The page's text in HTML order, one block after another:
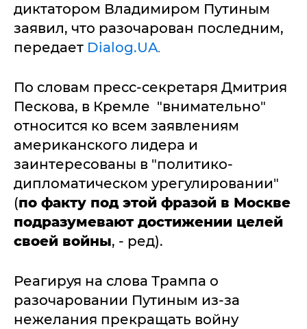
диктатором Владимиром Путиным
заявил, что разочарован последним,
передает Dialog.UA.
По словам пресс-секретаря Дмитрия
Пескова, в Кремле "внимательно"
относится ко всем заявлениям
американского лидера и
заинтересованы в "политико-
дипломатическом урегулировании"
(по факту под этой фразой в Москве
подразумевают достижении целей
своей войны, - ред).
Реагируя на слова Трампа о
разочаровании Путиным из-за
нежелания прекращать войну